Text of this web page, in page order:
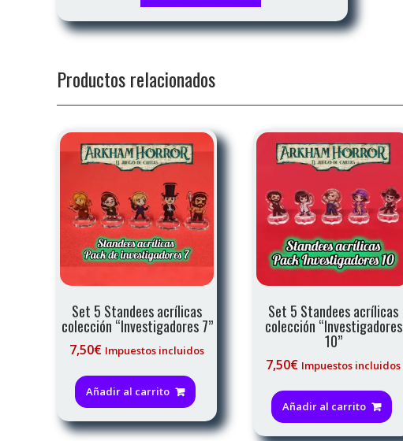
Productos relacionados
Set 5 Standees acrílicas
colección “Investigadores 7”
7,50€ Impuestos incluidos
Añadir al carrito
Set 5 Standees acrílicas
colección “Investigadores
10”
7,50€ Impuestos incluidos
Añadir al carrito